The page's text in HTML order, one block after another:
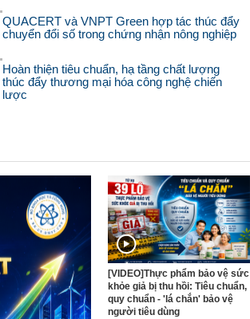
QUACERT và VNPT Green hợp tác thúc đẩy
chuyển đổi số trong chứng nhận nông nghiệp
Hoàn thiện tiêu chuẩn, hạ tầng chất lượng
thúc đẩy thương mại hóa công nghệ chiến
lược
[VIDEO]Thực phẩm bảo vệ sức
khỏe giả bị thu hồi: Tiêu chuẩn,
quy chuẩn - 'lá chắn' bảo vệ
người tiêu dùng